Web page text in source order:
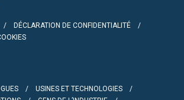
DÉCLARATION DE CONFIDENTIALITÉ
USINES ET TECHNOLOGIES